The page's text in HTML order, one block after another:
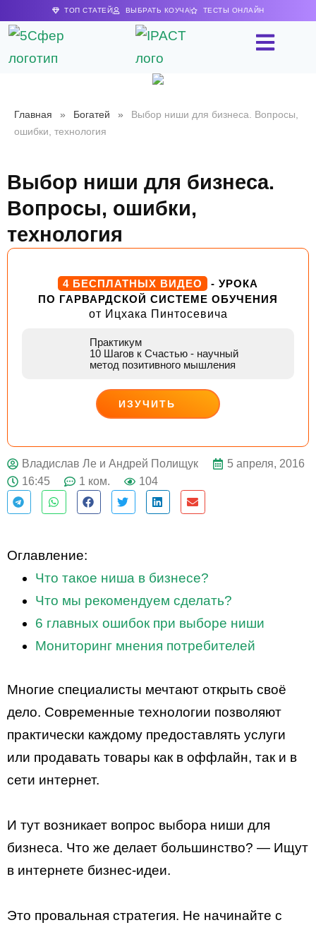
ТОП СТАТЕЙ ВЫБРАТЬ КОУЧА ТЕСТЫ ОНЛАЙН
Главная » Богатей »
Выбор ниши для бизнеса. Вопросы,
ошибки, технология
Выбор ниши для бизнеса.
Вопросы, ошибки,
технология
4 БЕСПЛАТНЫХ ВИДЕО
- УРОКА
ПО ГАРВАРДСКОЙ СИСТЕМЕ ОБУЧЕНИЯ
от Ицхака Пинтосевича
Практикум
10 Шагов к Счастью - научный
метод позитивного мышления
ИЗУЧИТЬ
ДЕЙСТВУЙ
Владислав Ле и Андрей Полищук
5 апреля, 2016
16:45
1 ком. 104
Оглавление:
Что такое ниша в бизнесе?
Что мы рекомендуем сделать?
6 главных ошибок при выборе ниши
Мониторинг мнения потребителей
Многие специалисты мечтают открыть своё
дело. Современные технологии позволяют
практически каждому предоставлять услуги
или продавать товары как в оффлайн, так и в
сети интернет.
И тут возникает вопрос выбора ниши для
бизнеса. Что же делает большинство? — Ищут
в интернете бизнес-идеи.
Это провальная стратегия. Не начинайте с